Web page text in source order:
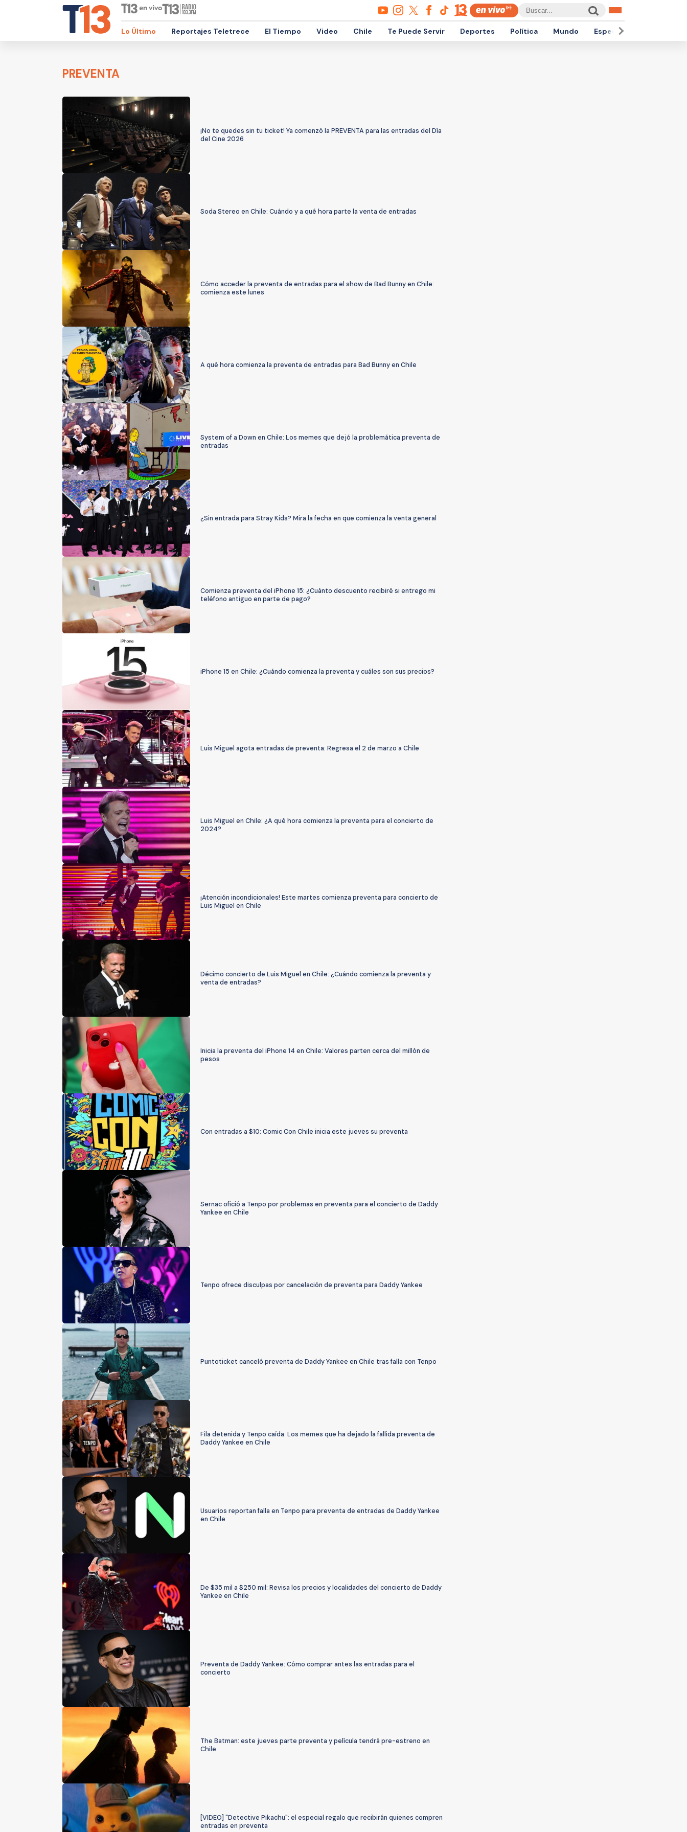
Lo Último Reportajes Teletrece El Tiempo Video Chile Te Puede Servir Deportes Política Mundo Espectáculos
PREVENTA
¡No te quedes sin tu ticket! Ya comenzó la PREVENTA para las entradas del Día
del Cine 2026
Soda Stereo en Chile: Cuándo y a qué hora parte la venta de entradas
Cómo acceder la preventa de entradas para el show de Bad Bunny en Chile:
comienza este lunes
A qué hora comienza la preventa de entradas para Bad Bunny en Chile
System of a Down en Chile: Los memes que dejó la problemática preventa de
entradas
¿Sin entrada para Stray Kids? Mira la fecha en que comienza la venta general
Comienza preventa del iPhone 15: ¿Cuánto descuento recibiré si entrego mi
teléfono antiguo en parte de pago?
iPhone 15 en Chile: ¿Cuándo comienza la preventa y cuáles son sus precios?
Luis Miguel agota entradas de preventa: Regresa el 2 de marzo a Chile
Luis Miguel en Chile: ¿A qué hora comienza la preventa para el concierto de
2024?
¡Atención incondicionales! Este martes comienza preventa para concierto de
Luis Miguel en Chile
Décimo concierto de Luis Miguel en Chile: ¿Cuándo comienza la preventa y
venta de entradas?
Inicia la preventa del iPhone 14 en Chile: Valores parten cerca del millón de
pesos
Con entradas a $10: Comic Con Chile inicia este jueves su preventa
Sernac ofició a Tenpo por problemas en preventa para el concierto de Daddy
Yankee en Chile
Tenpo ofrece disculpas por cancelación de preventa para Daddy Yankee
Puntoticket canceló preventa de Daddy Yankee en Chile tras falla con Tenpo
Fila detenida y Tenpo caída: Los memes que ha dejado la fallida preventa de
Daddy Yankee en Chile
Usuarios reportan falla en Tenpo para preventa de entradas de Daddy Yankee
en Chile
De $35 mil a $250 mil: Revisa los precios y localidades del concierto de Daddy
Yankee en Chile
Preventa de Daddy Yankee: Cómo comprar antes las entradas para el
concierto
The Batman: este jueves parte preventa y película tendrá pre-estreno en
Chile
[VIDEO] "Detective Pikachu": el especial regalo que recibirán quienes compren
entradas en preventa